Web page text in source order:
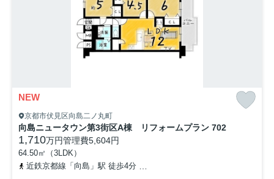
NEW
京都市伏見区向島二ノ丸町
向島ニュータウン第3街区A棟 リフォームプラン 702
1,710万円管理費5,604円
64.50㎡（3LDK）
近鉄京都線「向島」駅 徒歩4分